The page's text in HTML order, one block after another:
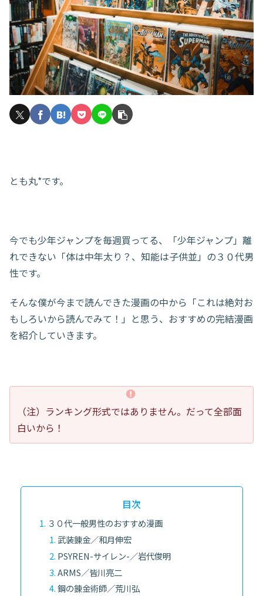
とも丸*です。
今でも少年ジャンプを毎週買ってる、「少年ジャンプ」離
れできない「体は中年太り？、知能は子供並」の３０代男
性です。
そんな僕が今まで読んできた漫画の中から「これは絶対お
もしろいから読んでみて！」と思う、おすすめの完結漫画
を紹介していきます。
（注）ランキング形式ではありません。だって全部面
白いから！
目次
３０代一般男性のおすすめ漫画
武装錬金／和月伸宏
PSYREN-サイレン-／岩代俊明
ARMS／皆川亮二
鋼の錬金術師／荒川弘